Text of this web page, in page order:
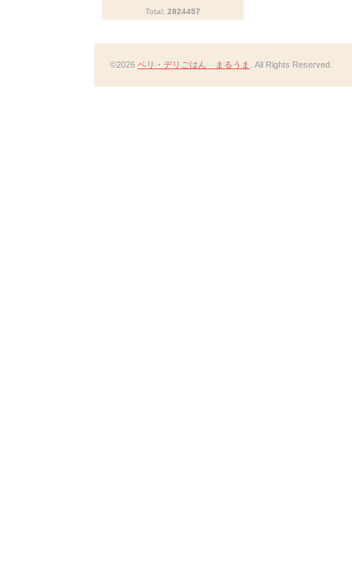
Total: 2824457
©2026 ベリ・デリごはん まるうま . All Rights Reserved.